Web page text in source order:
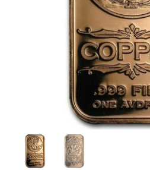
Über Uns
Kontakt